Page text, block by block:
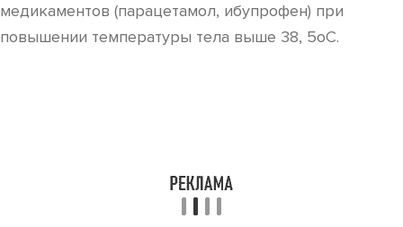
медикаментов (парацетамол, ибупрофен) при
повышении температуры тела выше 38, 5оС.